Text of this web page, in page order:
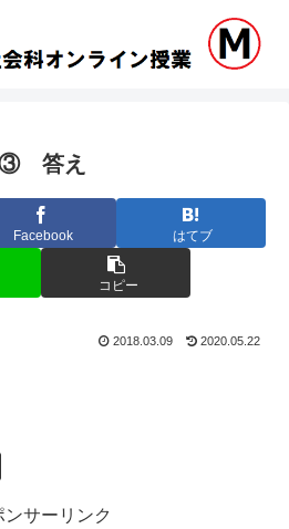
③ 答え
Facebook はてブ
コピー
2018.03.09 2020.05.22
ンサーリンク